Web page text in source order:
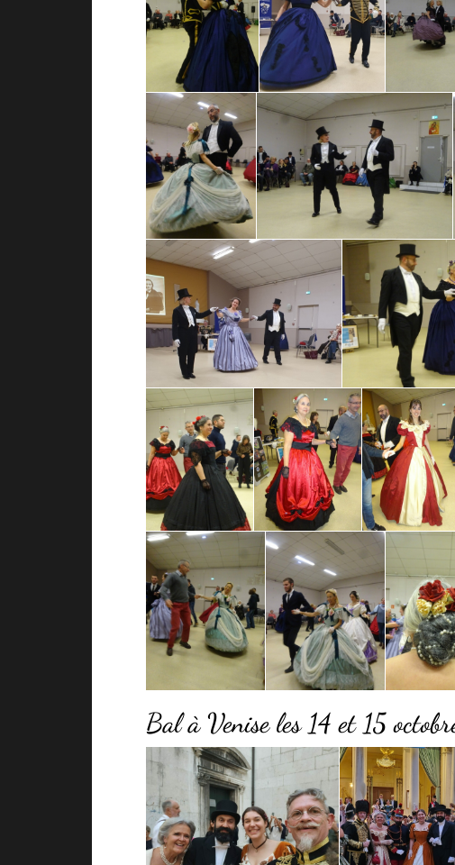
Bal à Venise les 14 et 15